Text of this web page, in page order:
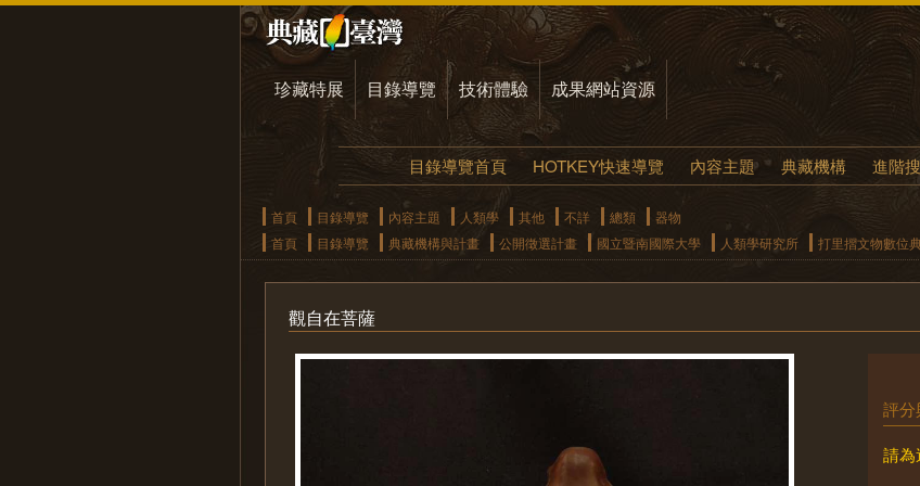
珍藏特展 目錄導覽 技術體驗 成果網站資源
目錄導覽首頁 HOTKEY快速導覽 內容主題 典藏機構 進階
首頁 目錄導覽 內容主題 人類學 其他 不詳 總類
器物
首頁
目錄導覽 典藏機構與計畫 公開徵選計畫 國立暨南國際大學 人類學研究所 打里摺文物數位
觀自在菩薩
評分
請為